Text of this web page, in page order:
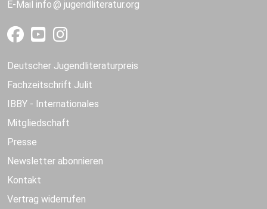
E-Mail info jugendliteratur.org
Deutscher Jugendliteraturpreis
Fachzeitschrift Julit
IBBY - Internationales
Mitgliedschaft
Presse
Newsletter abonnieren
Kontakt
Vertrag widerrufen